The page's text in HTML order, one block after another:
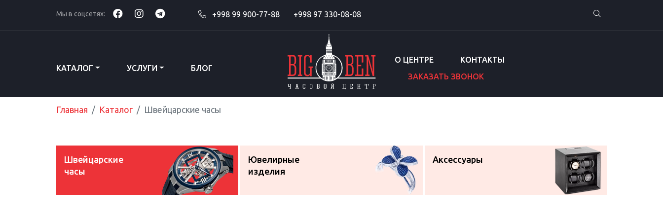
Мы в соцсетях: +998 99 900-77-88 +998 97 330-08-08
КАТАЛОГ УСЛУГИ БЛОГ
О ЦЕНТРЕ
КОНТАКТЫ
ЗАКАЗАТЬ ЗВОНОК
Главная Каталог Швейцарские часы
Швейцарские
часы
Ювелирные
изделия
Аксессуары